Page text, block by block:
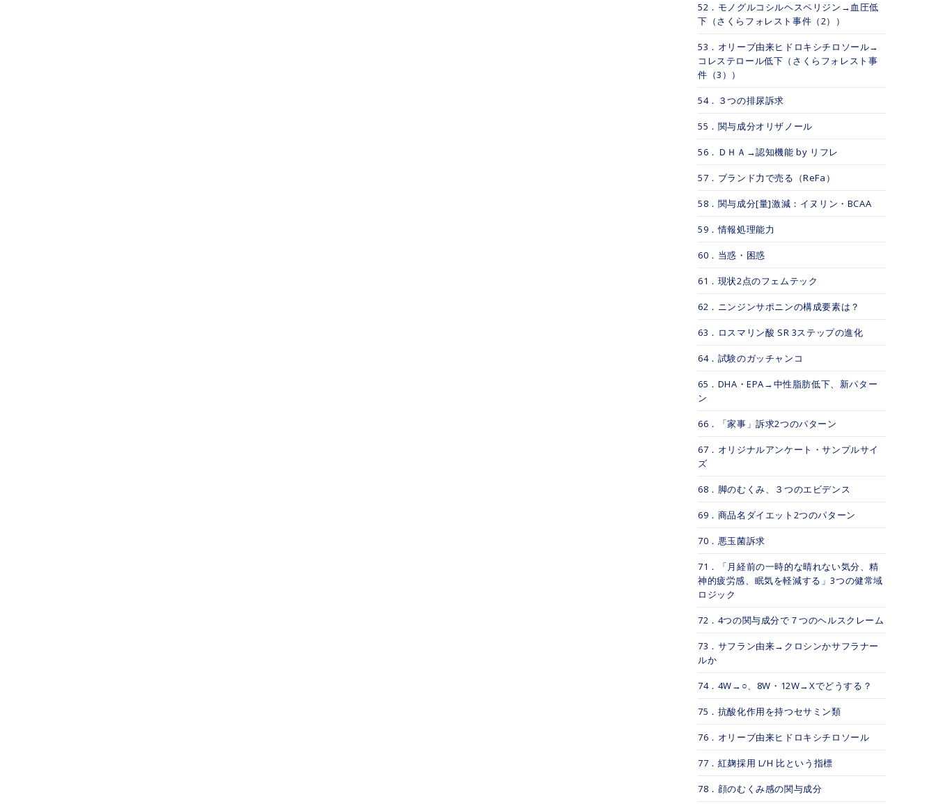
52．モノグルコシルヘスペリジン→血圧低
下（さくらフォレスト事件（2））
53．オリーブ由来ヒドロキシチロソール→
コレステロール低下（さくらフォレスト事
件（3））
54．３つの排尿訴求
55．関与成分オリザノール
56．ＤＨＡ→認知機能 by リフレ
57．ブランド力で売る（ReFa）
58．関与成分[量]激減：イヌリン・BCAA
59．情報処理能力
60．当惑・困惑
61．現状2点のフェムテック
62．ニンジンサポニンの構成要素は？
63．ロスマリン酸 SR 3ステップの進化
64．試験のガッチャンコ
65．DHA・EPA→中性脂肪低下、新パター
ン
66．「家事」訴求2つのパターン
67．オリジナルアンケート・サンプルサイ
ズ
68．脚のむくみ、３つのエビデンス
69．商品名ダイエット2つのパターン
70．悪玉菌訴求
71．「月経前の一時的な晴れない気分、精
神的疲労感、眠気を軽減する」3つの健常域
ロジック
72．4つの関与成分で７つのヘルスクレーム
73．サフラン由来→クロシンかサフラナー
ルか
74．4W→○、8W・12W→Xでどうする？
75．抗酸化作用を持つセサミン類
76．オリーブ由来ヒドロキシチロソール
77．紅麹採用 L/H 比という指標
78．顔のむくみ感の関与成分